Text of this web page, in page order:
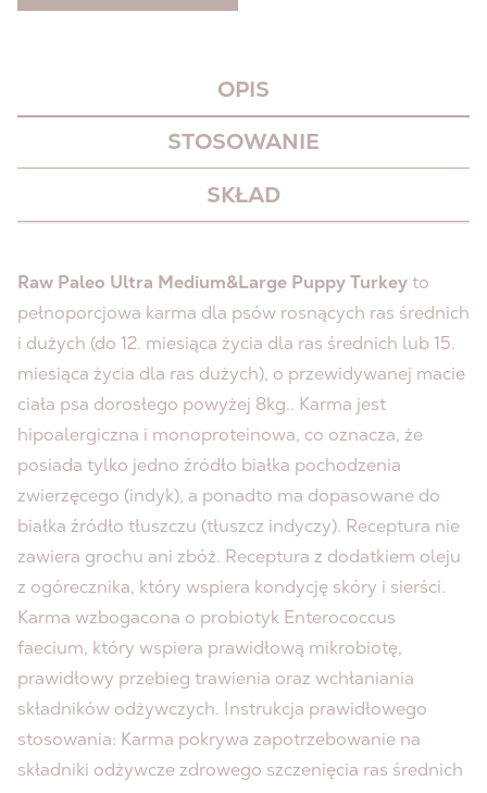
OPIS
STOSOWANIE
SKŁAD
Raw Paleo Ultra Medium&Large Puppy Turkeyto
pełnoporcjowa karma dla psów rosnących ras średnich
i dużych (do 12. miesiąca życia dla ras średnich lub 15.
miesiąca życia dla ras dużych), o przewidywanej macie
ciała psa dorosłego powyżej 8kg.. Karma jest
hipoalergiczna i monoproteinowa, co oznacza, że
posiada tylko jedno źródło białka pochodzenia
zwierzęcego (indyk), a ponadto ma dopasowane do
białka źródło tłuszczu (tłuszcz indyczy). Receptura nie
zawiera grochu ani zbóż. Receptura z dodatkiem oleju
z ogórecznika, który wspiera kondycję skóry i sierści.
Karma wzbogacona o probiotyk Enterococcus
faecium, który wspiera prawidłową mikrobiotę,
prawidłowy przebieg trawienia oraz wchłaniania
składników odżywczych. Instrukcja prawidłowego
stosowania: Karma pokrywa zapotrzebowanie na
składniki odżywcze zdrowego szczenięcia ras średnich